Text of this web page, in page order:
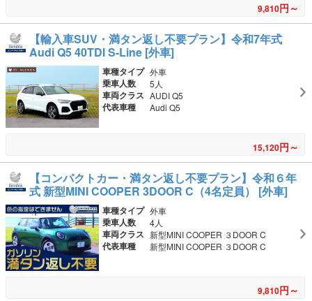
9,810円～
【輸入車SUV・満タン返し不要プラン】令和7年式
Audi Q5 40TDI S-Line [外車]
車種タイプ 外車
乗車人数 5人
車両クラス AUDI Q5
代表車種 Audi Q5
15,120円～
【コンパクトカー・満タン返し不要プラン】令和６年
式 新型MINI COOPER 3DOOR C（4名定員） [外車]
車種タイプ 外車
乗車人数 4人
車両クラス 新型MINI COOPER ３DOOR C
代表車種 新型MINI COOPER ３DOOR C
9,810円～